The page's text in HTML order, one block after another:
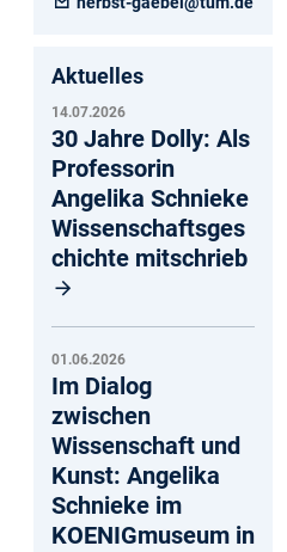
Aktuelles
14.07.2026
30 Jahre Dolly: Als
Professorin
Angelika Schnieke
Wissenschaftsges
chichte mitschrieb
01.06.2026
Im Dialog
zwischen
Wissenschaft und
Kunst: Angelika
Schnieke im
KOENIGmuseum in